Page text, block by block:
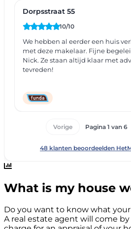
What is my house
Do you want to know what
A real estate agent will come